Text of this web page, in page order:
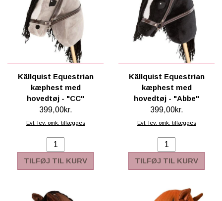
Källquist Equestrian
kæphest med
hovedtøj - "CC"
399,00kr.
Evt. lev. omk. tillægges
TILFØJ TIL KURV
Källquist Equestrian
kæphest med
hovedtøj - "Abbe"
399,00kr.
Evt. lev. omk. tillægges
TILFØJ TIL KURV